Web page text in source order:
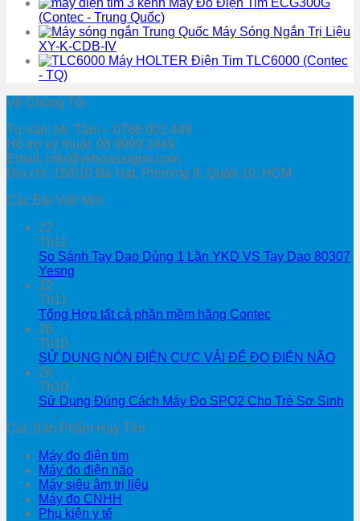
Máy Đo Điện Tim ECG300G
(Contec - Trung Quốc)
Máy Sóng Ngắn Trị Liệu
XY-K-CDB-IV
Máy HOLTER Điện Tim TLC6000 (Contec
- TQ)
Về Chúng Tôi
Tư vấn: Mr. Tâm – 0788 002 449
Hỗ trợ kỹ thuật: 08 9999 2449
Email: info@ykhoasaigon.com
Địa chỉ: 158/10 Bà Hạt, Phường 9, Quận 10, HCM
Các Bài Viết Mới
22
Th11
So Sánh Tay Dao Dùng 1 Lần YKD VS Tay Dao 80307
Yesng
12
Th11
Tổng Hợp tất cả phần mềm hãng Contec
26
Th10
SỬ DỤNG NÓN ĐIỆN CỰC VẢI ĐỂ ĐO ĐIỆN NÃO
26
Th10
Sử Dụng Đúng Cách Máy Đo SPO2 Cho Trẻ Sơ Sinh
Các Sản Phẩm Hay Tìm
Máy đo điện tim
Máy đo điện não
Máy siêu âm trị liệu
Máy đo CNHH
Phụ kiện y tế